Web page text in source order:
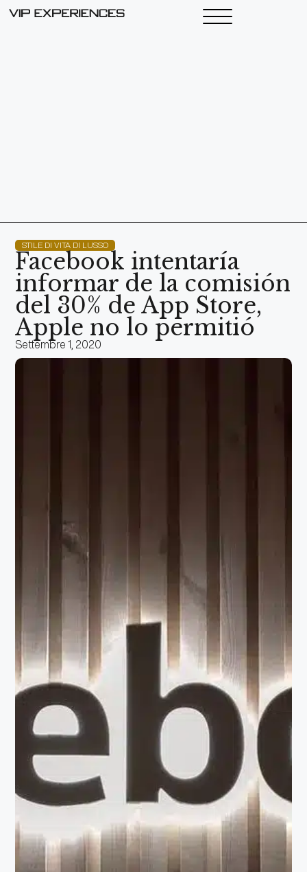
STILE DI VITA DI LUSSO
Facebook intentaría
informar de la comisión
del 30% de App Store,
Apple no lo permitió
Settembre 1, 2020